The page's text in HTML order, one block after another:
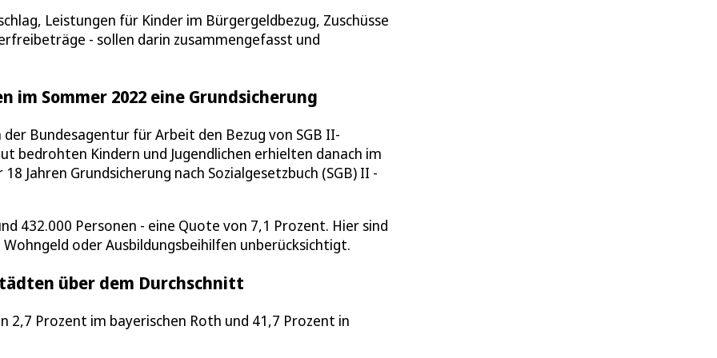
Leistungen für Kinder im Bürgergeldbezug, Zuschüsse
- sollen darin zusammengefasst und
im Sommer 2022 eine Grundsicherung
Bundesagentur für Arbeit den Bezug von SGB II-
bedrohten Kindern und Jugendlichen erhielten danach im
Jahren Grundsicherung nach Sozialgesetzbuch (SGB) II -
432.000 Personen - eine Quote von 7,1 Prozent. Hier sind
oder Ausbildungsbeihilfen unberücksichtigt.
über dem Durchschnitt
2,7 Prozent im bayerischen Roth und 41,7 Prozent in